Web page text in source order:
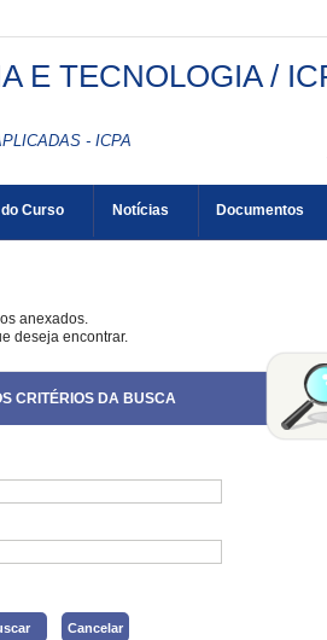
E TECNOLOGIA /
- ICPA
Curso Notícias Documentos
anexados.
deseja encontrar.
CRITÉRIOS DA BUSCA